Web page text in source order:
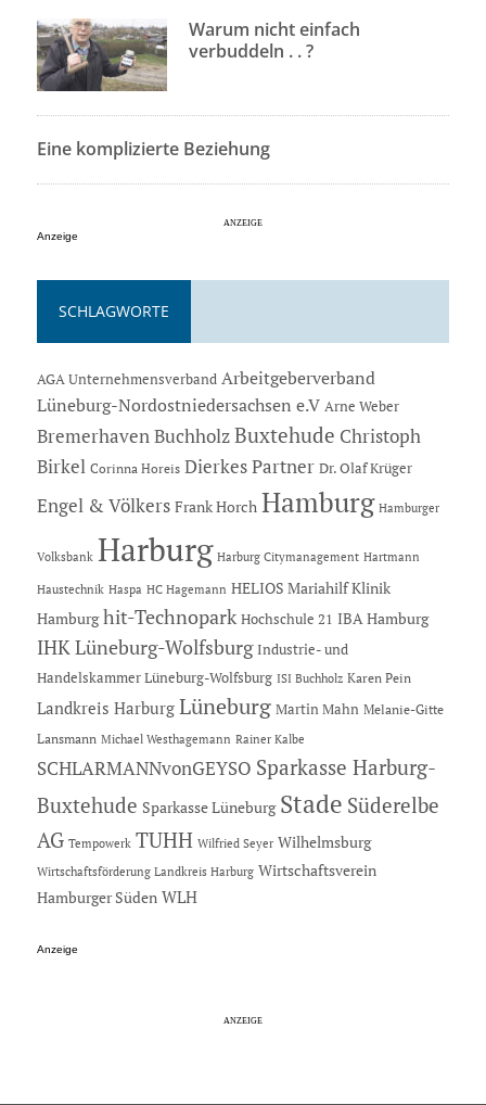
Warum nicht einfach
verbuddeln . . ?
Eine komplizierte Beziehung
Anzeige
SCHLAGWORTE
AGA Unternehmensverband Arbeitgeberverband
Lüneburg-Nordostniedersachsen e.V Arne Weber
Bremerhaven Buchholz Buxtehude Christoph
Birkel Corinna Horeis Dierkes Partner Dr. Olaf Krüger
Engel & Völkers Frank Horch Hamburg Hamburger
Volksbank Harburg Harburg Citymanagement Hartmann
Haustechnik Haspa HC Hagemann HELIOS Mariahilf Klinik
Hamburg hit-Technopark Hochschule 21 IBA Hamburg
IHK Lüneburg-Wolfsburg Industrie- und
Handelskammer Lüneburg-Wolfsburg ISI Buchholz Karen Pein
Landkreis Harburg Lüneburg Martin Mahn Melanie-Gitte
Lansmann Michael Westhagemann Rainer Kalbe
SCHLARMANNvonGEYSO Sparkasse Harburg-
Buxtehude Sparkasse Lüneburg Stade Süderelbe
AG Tempowerk TUHH Wilfried Seyer Wilhelmsburg
Wirtschaftsförderung Landkreis Harburg Wirtschaftsverein
Hamburger Süden WLH
Anzeige